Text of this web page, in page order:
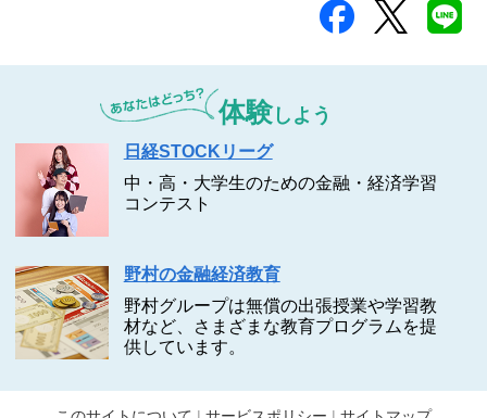
体験しよう
日経STOCKリーグ
中・高・大学生のための金融・経済学習
コンテスト
野村の金融経済教育
野村グループは無償の出張授業や学習教
材など、さまざまな教育プログラムを提
供しています。